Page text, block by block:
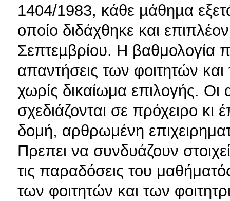
1404/1983, κάθε µάθηµα
οποίο διδάχθηκε και
Σεπτεµβρίου. Η βαθμολογία
απαντήσεις των φοιτητών
χωρίς δικαίωμα επιλογής.
σχεδιάζονται σε πρόχειρο κι
δομή, αρθρωμένη
Πρεπει να συνδυάζουν
τις παραδόσεις του
των φοιτητών και των